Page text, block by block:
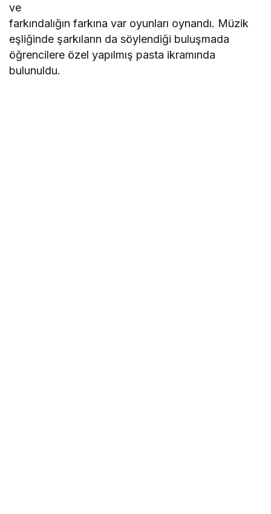
ve
farkındalığın farkına var oyunları oynandı. Müzik
eşliğinde şarkıların da söylendiği buluşmada
öğrencilere özel yapılmış pasta ikramında
bulunuldu.